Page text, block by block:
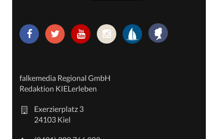
falkemedia Regional GmbH
Redaktion KIELerleben
Exerzierplatz 3
24103 Kiel